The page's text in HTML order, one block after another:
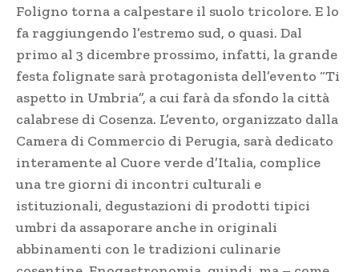
Foligno torna a calpestare il suolo tricolore. E lo
fa raggiungendo l’estremo sud, o quasi. Dal
primo al 3 dicembre prossimo, infatti, la grande
festa folignate sarà protagonista dell’evento “Ti
aspetto in Umbria”, a cui farà da sfondo la città
calabrese di Cosenza. L’evento, organizzato dalla
Camera di Commercio di Perugia, sarà dedicato
interamente al Cuore verde d’Italia, complice
una tre giorni di incontri culturali e
istituzionali, degustazioni di prodotti tipici
umbri da assaporare anche in originali
abbinamenti con le tradizioni culinarie